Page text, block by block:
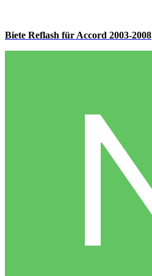
Biete Reflash für Accord 2003-2008